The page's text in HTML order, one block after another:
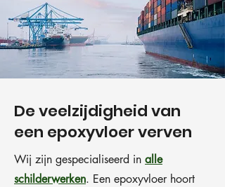
De veelzijdigheid van
een epoxyvloer verven
Wij zijn gespecialiseerd in alle
schilderwerken. Een epoxyvloer hoort